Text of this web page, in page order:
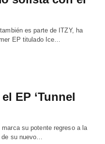
es parte de ITZY, ha
EP titulado Ice…
EP ‘Tunnel
su potente regreso a la
de su nuevo…